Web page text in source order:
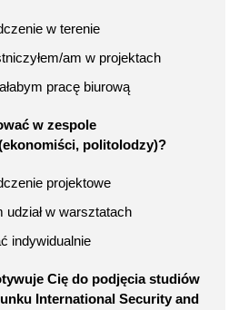
w terenie
am w projektach
pracę biurową
w zespole
politolodzy)?
projektowe
udział w warsztatach
indywidualnie
Cię do podjęcia studiów
International Security and